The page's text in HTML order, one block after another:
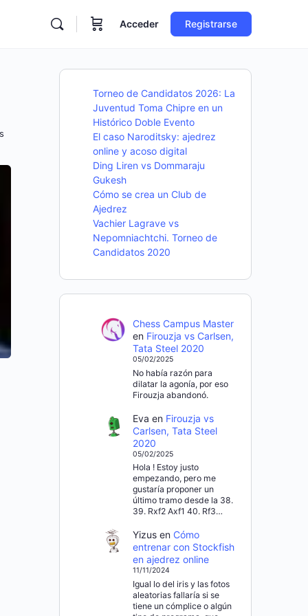
Acceder Registrarse
Torneo de Candidatos 2026: La
Juventud Toma Chipre en un
Histórico Doble Evento
El caso Naroditsky: ajedrez
online y acoso digital
Ding Liren vs Dommaraju
Gukesh
Cómo se crea un Club de
Ajedrez
Vachier Lagrave vs
Nepomniachtchi. Torneo de
Candidatos 2020
Chess Campus Master
en Firouzja vs Carlsen,
Tata Steel 2020
05/02/2025
No había razón para
dilatar la agonía, por eso
Firouzja abandonó.
Eva en Firouzja vs
Carlsen, Tata Steel
2020
05/02/2025
Hola ! Estoy justo
empezando, pero me
gustaría proponer un
último tramo desde la 38.
39. Rxf2 Axf1 40. Rf3…
Yizusen Cómo
entrenar con Stockfish
en ajedrez online
11/11/2024
Igual lo del iris y las fotos
aleatorias fallaría si se
tiene un cómplice o algún